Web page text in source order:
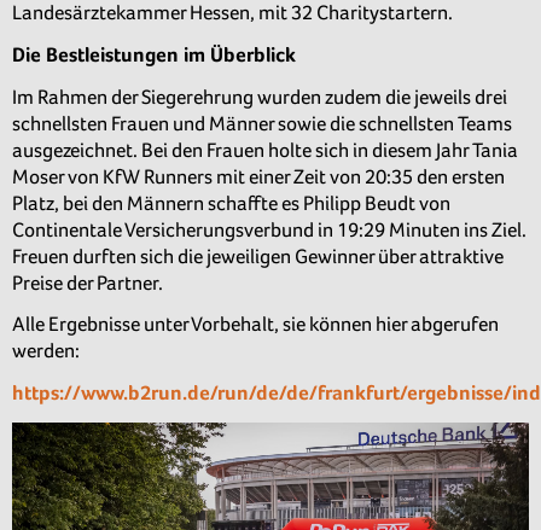
Landesärztekammer Hessen, mit 32 Charitystartern.
Die Bestleistungen im Überblick
Im Rahmen der Siegerehrung wurden zudem die jeweils drei
schnellsten Frauen und Männer sowie die schnellsten Teams
ausgezeichnet. Bei den Frauen holte sich in diesem Jahr Tania
Moser von KfW Runners mit einer Zeit von 20:35 den ersten
Platz, bei den Männern schaffte es Philipp Beudt von
Continentale Versicherungsverbund in 19:29 Minuten ins Ziel.
Freuen durften sich die jeweiligen Gewinner über attraktive
Preise der Partner.
Alle Ergebnisse unter Vorbehalt, sie können hier abgerufen
werden:
https://www.b2run.de/run/de/de/frankfurt/ergebnisse/